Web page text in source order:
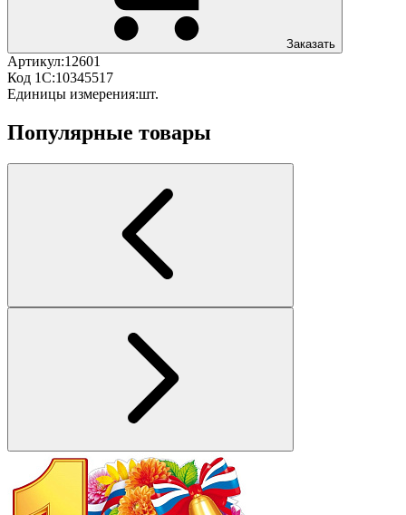
Заказать
Артикул:12601
Код 1С:10345517
Единицы измерения:шт.
Популярные товары